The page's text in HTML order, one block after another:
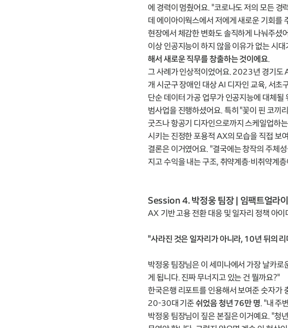
에 경력이 멈췄어요. "코로나도 저의 모든
데 에이아이웍스에서 저에게 새로운 기회를
현장에서 체감한 변화도 솔직하게 나눠주셨
이상 인공지능이 하지 않을 이유가 없는 시
해서 새로운 직무를 창출하는 것이에요.
그 사례가 인상적이었어요. 2023년 경기도
개 시군구 장애인 대상 AI 디자인 교육, 서초
단순 데이터 가공 업무가 인공지능에 대체
범사업을 진행하셨어요. 특히 "꽃이 핀 코끼
굿즈나 항공기 디자인으로까지 스케일업하
시키는 진정한 포용적 AX의 모습을 직접 보
결론은 이거였어요. "결국에는 창작의 주체
지고 수익을 내는 구조, 취약계층·비취약계
Session 4. 박정웅 팀장 | 임팩트얼라
AX 기반 고용 전환 대응 및 일자리 정책 아이
"사라진 것은 일자리가 아니라, 10년 뒤의
박정웅 팀장님은 이 세미나에서 가장 날카
게 됩니다. 진짜 무너지고 있는 건 뭘까요?"
한국은행 리포트를 인용해서 보여준 숫자
20-30대 기준쉬었음 청년 76만 명. "내 주
박정웅 팀장님이 짚은 본질은 이거예요. "청